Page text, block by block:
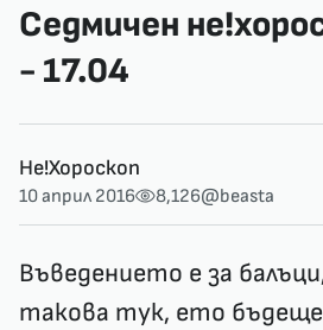
Седмичен
- 17.04
Не!Хороскоп
10 април 2016 8,126@beasta
Въведението е за
такова тук, ето